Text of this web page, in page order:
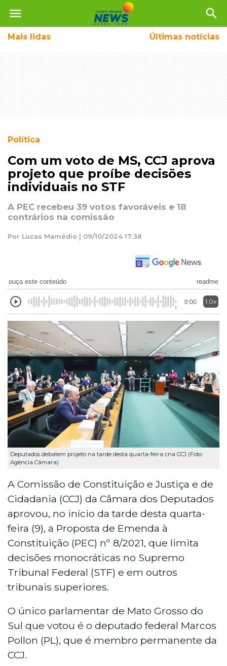
menu search
Mais lidas Últimas notícias
Política
Com um voto de MS, CCJ aprova
projeto que proíbe decisões
individuais no STF
A PEC recebeu 39 votos favoráveis e 18
contrários na comissão
Por Lucas Mamédio | 09/10/2024 17:38
ouça este conteúdo readme
0:00 1.0x
Deputados debatem projeto na tarde desta quarta-feira cna CCJ (Foto:
Agência Câmara)
A Comissão de Constituição e Justiça e de
Cidadania (CCJ) da Câmara dos Deputados
aprovou, no início da tarde desta quarta-
feira (9), a Proposta de Emenda à
Constituição (PEC) nº 8/2021, que limita
decisões monocráticas no Supremo
Tribunal Federal (STF) e em outros
tribunais superiores.
O único parlamentar de Mato Grosso do
Sul que votou é o deputado federal Marcos
Pollon (PL), que é membro permanente da
CCJ.